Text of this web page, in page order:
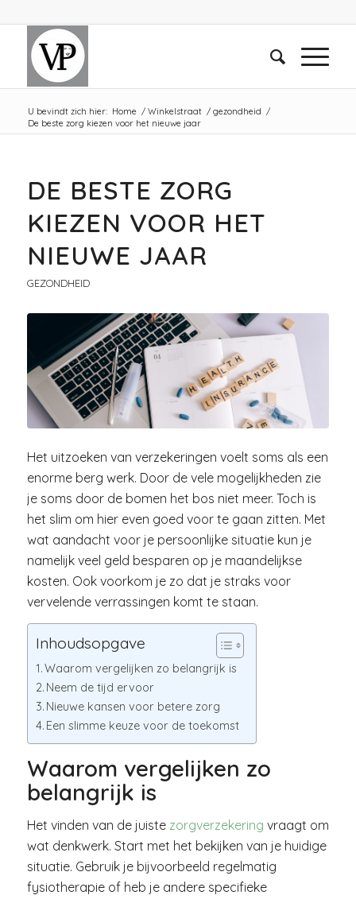
U bevindt zich hier: Home / Winkelstraat / gezondheid /
De beste zorg kiezen voor het nieuwe jaar
DE BESTE ZORG
KIEZEN VOOR HET
NIEUWE JAAR
GEZONDHEID
Het uitzoeken van verzekeringen voelt soms als een
enorme berg werk. Door de vele mogelijkheden zie
je soms door de bomen het bos niet meer. Toch is
het slim om hier even goed voor te gaan zitten. Met
wat aandacht voor je persoonlijke situatie kun je
namelijk veel geld besparen op je maandelijkse
kosten. Ook voorkom je zo dat je straks voor
vervelende verrassingen komt te staan.
Inhoudsopgave
Waarom vergelijken zo belangrijk is
Neem de tijd ervoor
Nieuwe kansen voor betere zorg
Een slimme keuze voor de toekomst
Waarom vergelijken zo
belangrijk is
Het vinden van de juiste zorgverzekering vraagt om
wat denkwerk. Start met het bekijken van je huidige
situatie. Gebruik je bijvoorbeeld regelmatig
fysiotherapie of heb je andere specifieke